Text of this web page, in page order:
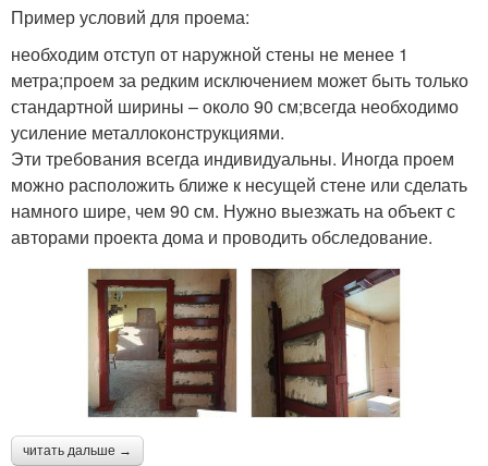
Пример условий для проема:
необходим отступ от наружной стены не менее 1
метра;проем за редким исключением может быть только
стандартной ширины – около 90 см;всегда необходимо
усиление металлоконструкциями.
Эти требования всегда индивидуальны. Иногда проем
можно расположить ближе к несущей стене или сделать
намного шире, чем 90 см. Нужно выезжать на объект с
авторами проекта дома и проводить обследование.
читать дальше →